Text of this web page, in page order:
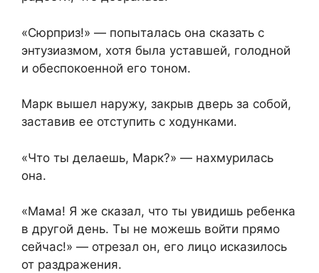
«Сюрприз!» — попыталась она сказать с
энтузиазмом, хотя была уставшей, голодной
и обеспокоенной его тоном.
Марк вышел наружу, закрыв дверь за собой,
заставив ее отступить с ходунками.
«Что ты делаешь, Марк?» — нахмурилась
она.
«Мама! Я же сказал, что ты увидишь ребенка
в другой день. Ты не можешь войти прямо
сейчас!» — отрезал он, его лицо исказилось
от раздражения.